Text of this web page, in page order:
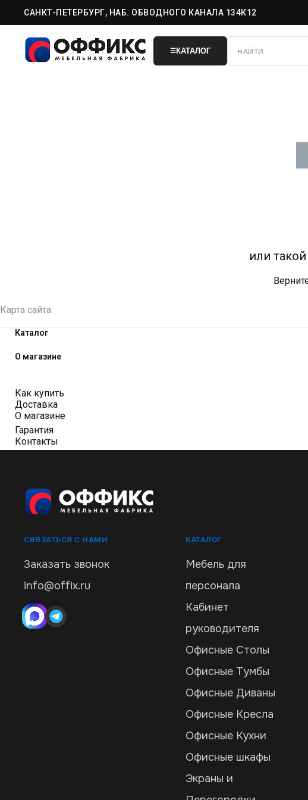
САНКТ-ПЕТЕРБУРГ, НАБ. ОБВОДНОГО КАНАЛА 134К12
☰КАТАЛОГ
или
Карта сайта:
Каталог
О магазине
Как купить
Доставка
О магазине
Гарантия
Контакты
СВЯЗАТЬСЯ С НАМИ
Заказать звонок
info@offix.ru
КАТАЛОГ
Мебель для
персонала
Кабинет
руководителя
Офисные Столы
Офисные Тумбы
Офисные Диваны
Офисные Кресла
Офисные Кухни
Офисные шкафы
Экраны и